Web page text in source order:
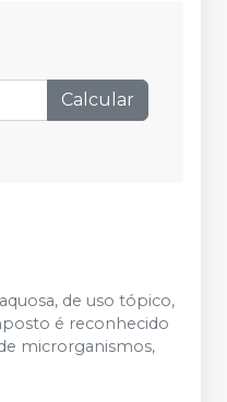
Calcular
de uso tópico,
é reconhecido
microrganismos,